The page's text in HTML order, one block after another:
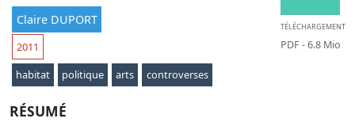
TÉLÉCHARGEMENT
PDF- 6.8 Mio
Claire DUPORT
2011
habitat
politique arts controverses
RÉSUMÉ